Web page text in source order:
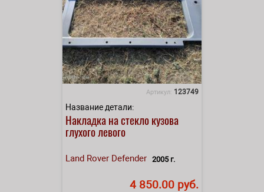
Артикул: 123749
Название детали:
Накладка на стекло кузова
глухого левого
Land Rover Defender 2005 г.
4 850.00 руб.